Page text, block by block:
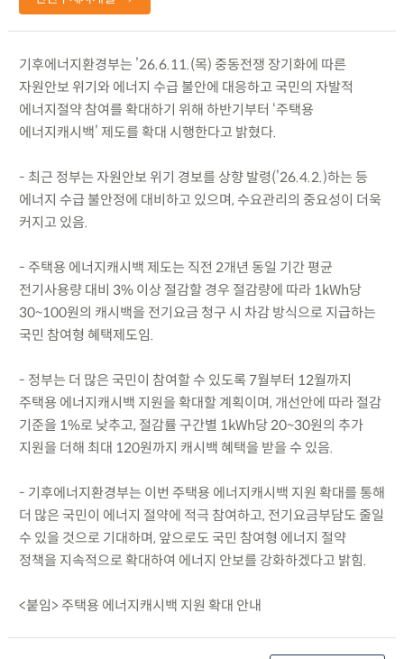
기후에너지환경부는 ’26.6.11.(목) 중동전쟁 장기화에 따른
자원안보 위기와 에너지 수급 불안에 대응하고 국민의 자발적
에너지절약 참여를 확대하기 위해 하반기부터 ‘주택용
에너지캐시백’ 제도를 확대 시행한다고 밝혔다.
- 최근 정부는 자원안보 위기 경보를 상향 발령(’26.4.2.)하는 등
에너지 수급 불안정에 대비하고 있으며, 수요관리의 중요성이 더욱
커지고 있음.
- 주택용 에너지캐시백 제도는 직전 2개년 동일 기간 평균
전기사용량 대비 3% 이상 절감할 경우 절감량에 따라 1kWh당
30~100원의 캐시백을 전기요금 청구 시 차감 방식으로 지급하는
국민 참여형 혜택제도임.
- 정부는 더 많은 국민이 참여할 수 있도록 7월부터 12월까지
주택용 에너지캐시백 지원을 확대할 계획이며, 개선안에 따라 절감
기준을 1%로 낮추고, 절감률 구간별 1kWh당 20~30원의 추가
지원을 더해 최대 120원까지 캐시백 혜택을 받을 수 있음.
- 기후에너지환경부는 이번 주택용 에너지캐시백 지원 확대를 통해
더 많은 국민이 에너지 절약에 적극 참여하고, 전기요금부담도 줄일
수 있을 것으로 기대하며, 앞으로도 국민 참여형 에너지 절약
정책을 지속적으로 확대하여 에너지 안보를 강화하겠다고 밝힘.
<붙임> 주택용 에너지캐시백 지원 확대 안내